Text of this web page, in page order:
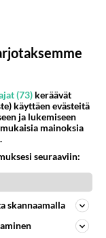
on muuten
1 477
Vastattu 15v
Photoshop
Vastattu 15v
(73) keräävät
käyttäen evästeitä
ja lukemiseen
mainoksia
seuraaviin:
skannaamalla